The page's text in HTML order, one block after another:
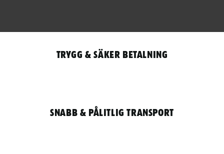
Trygg & säker betalning
Snabb & pålitlig transport